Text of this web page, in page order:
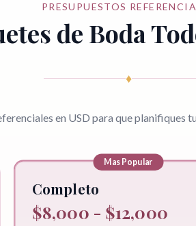
PRESUPUESTOS
de Boda
♦
en USD para que planifiques
Mas Popular
Completo
$8,000 - $12,000